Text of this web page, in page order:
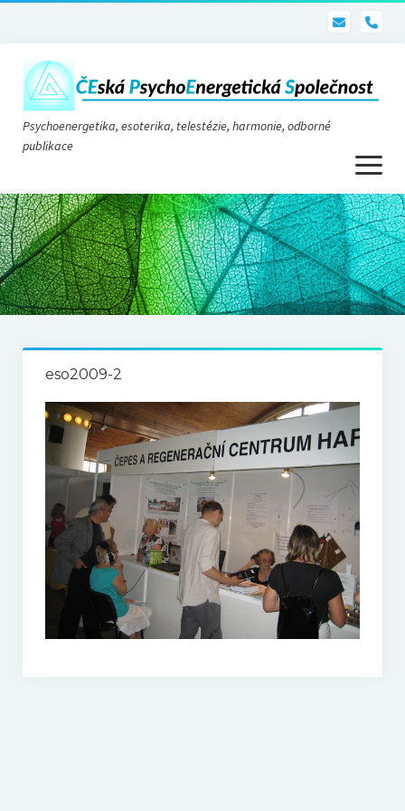
Psychoenergetika, esoterika, telestézie, harmonie, odborné
publikace
otevřít
menu
Psychoenergetika
O nás
O společnosti
Telestézie
O vodě ze studní
Proutkaření – historie
Telestézická prospekce
Kontakty
Kniha návštěv
Mapa – sídlo ČEPES
Kontakty
eso2009-2